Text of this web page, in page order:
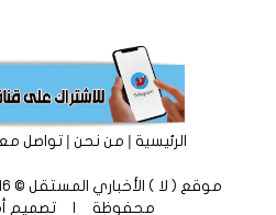
الرئيسية|من نحن|تواصل
محفوظة | تصميم